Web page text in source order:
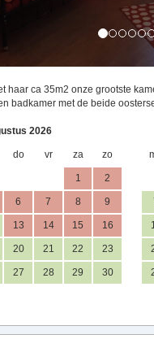
haar ca 35m2 onze grootste
badkamer met de beide
2026
do vr za zo
1 2
6 7 8 9
13 14 15 16
20 21 22 23
27 28 29 30